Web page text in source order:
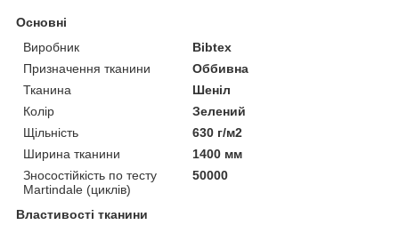
Основні
Виробник
Bibtex
Призначення тканини
Оббивна
Тканина
Шеніл
Колір
Зелений
Щільність
630 г/м2
Ширина тканини
1400 мм
Зносостійкість по тесту
Martindale (циклів)
50000
Властивості тканини